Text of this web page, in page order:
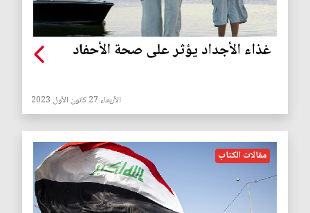
غذاء الأجداد يؤثر على صحة الأحفاد
الأربعاء 27 كانون الأول 2023
مقالات الكتاب